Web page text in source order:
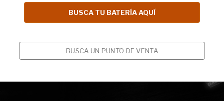
BUSCA UN PUNTO DE VENTA